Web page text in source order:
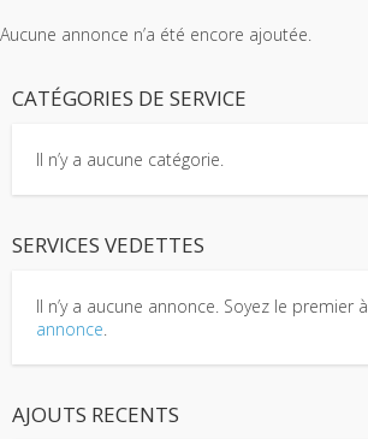
Aucune annonce n’a été encore ajoutée.
CATÉGORIES DE SERVICE
Il n’y a aucune catégorie.
SERVICES VEDETTES
Il n’y a aucune annonce. Soyez le premier à
annonce.
AJOUTS RECENTS